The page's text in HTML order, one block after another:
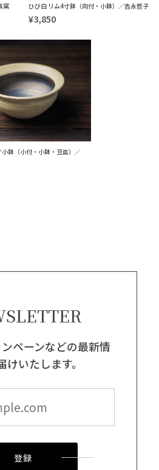
窯 ひび白 リム4寸鉢（向付・小鉢）／吉永哲子
¥3,850
鉢（小付・小鉢・豆皿）／
ペーンなどの最新情
けいたします。
登録